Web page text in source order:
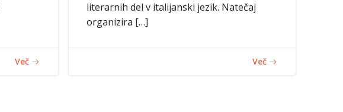
Več
literarnih del v italijanski jezik. Natečaj
organizira […]
Več